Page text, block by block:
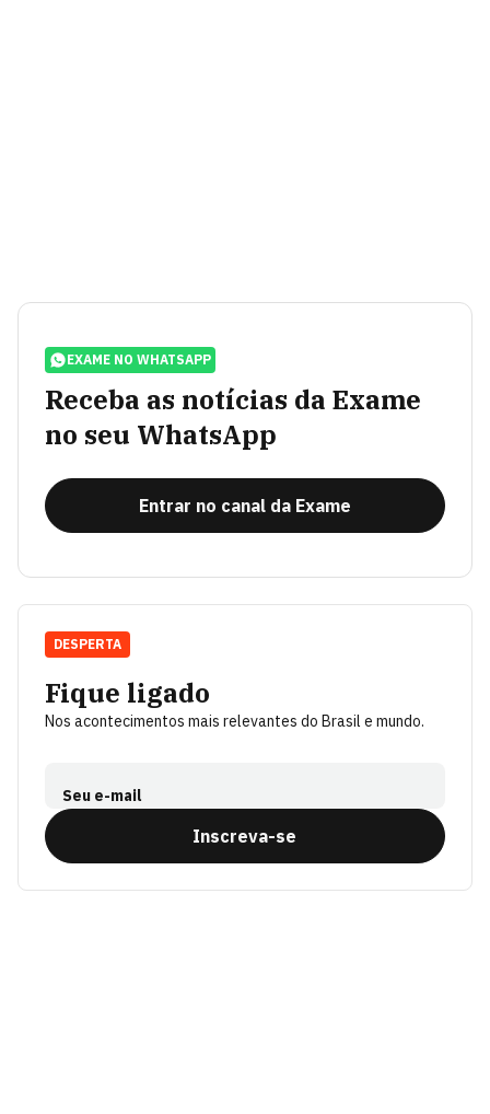
EXAME NO WHATSAPP
Receba as notícias da Exame
no seu WhatsApp
Entrar no canal da Exame
Fique ligado
Nos acontecimentos mais relevantes do Brasil e mundo.
Seu e-mail
Inscreva-se
DESPERTA